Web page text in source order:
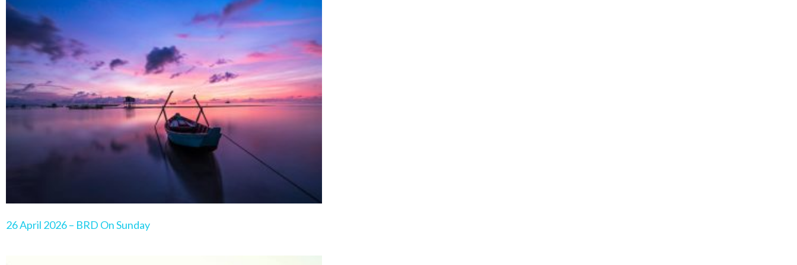
26 April 2026 – BRD On Sunday